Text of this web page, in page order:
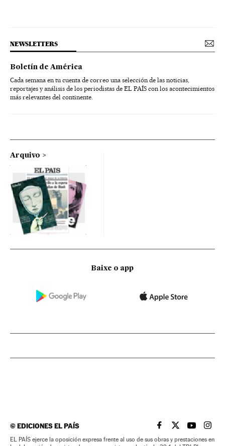
NEWSLETTERS
Boletín de América
Cada semana en tu cuenta de correo una selección de las noticias,
reportajes y análisis de los periodistas de EL PAÍS con los acontecimientos
más relevantes del continente.
Arquivo
Baixe o app
©EDICIONES EL PAÍS EL PAÍS BRASIL EN
EL PAÍSEL PAÍS
EL
EL PAÍS ejerce la oposición expresa frente al uso de sus obras y prestaciones en